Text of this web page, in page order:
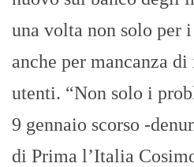
una volta non solo per
anche per mancanza
utenti. “Non solo i
9 gennaio scorso -
di Prima l’Italia